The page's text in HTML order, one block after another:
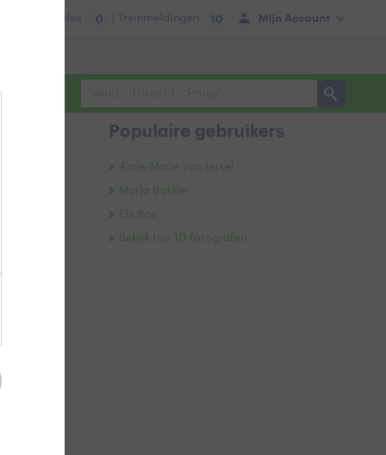
Mijn Account
Files 0 | Treinmeldingen 10
Populaire gebruikers
Anne-Marie van Iersel
Marja Bakker
Els Bax
Bekijk top 10 fotografen